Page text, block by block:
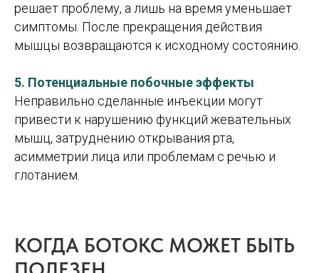
решает проблему, а лишь на время уменьшает
симптомы. После прекращения действия
мышцы возвращаются к исходному состоянию.
5. Потенциальные побочные эффекты
Неправильно сделанные инъекции могут
привести к нарушению функций жевательных
мышц, затруднению открывания рта,
асимметрии лица или проблемам с речью и
глотанием.
КОГДА БОТОКС МОЖЕТ БЫТЬ